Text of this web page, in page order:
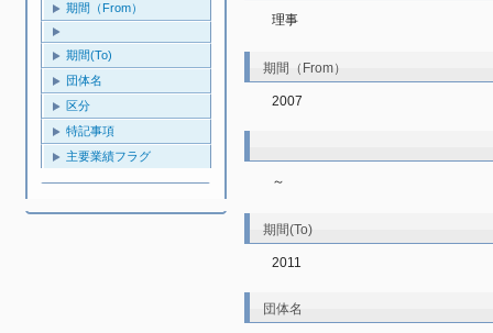
期間（From）
期間(To)
団体名
区分
特記事項
主要業績フラグ
理事
期間（From）
2007
～
期間(To)
2011
団体名